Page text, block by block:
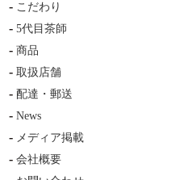
こだわり
5代目茶師
商品
取扱店舗
配達・郵送
News
メディア掲載
会社概要